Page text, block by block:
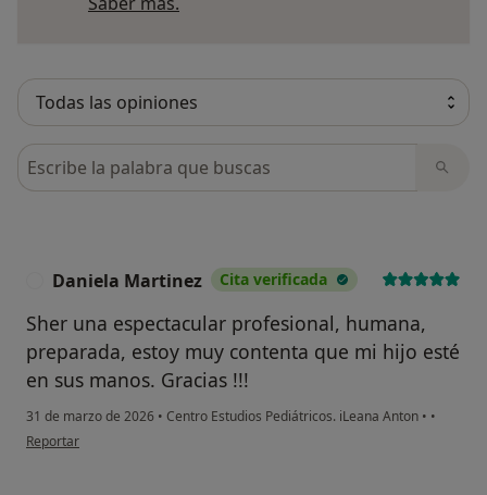
Busca en opiniones
Daniela Martinez Cita verificada
Sher una espectacular profesional, humana,
preparada, estoy muy contenta que mi hijo esté
en sus manos. Gracias !!!
31 de marzo de 2026 • Centro Estudios Pediátricos. iLeana Anton • •
en opinión del usuario Daniela Martinez
Reportar